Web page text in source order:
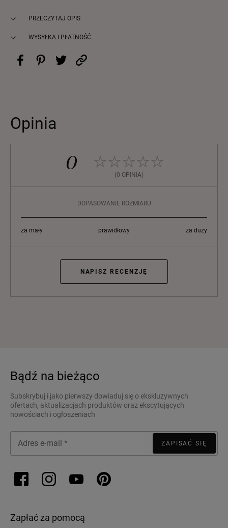
PRZECZYTAJ OPIS
WYSYŁKA I PŁATNOŚĆ
Opinia
0
(0 OPINIA)
DOPASOWANIE ROZMIARU
za mały prawidłowy za duży
NAPISZ RECENZJĘ
Bądź na bieżąco
Subskrybuj i jako pierwszy dowiaduj się o ekskluzywnych
ofertach, aktualizacjach produktów oraz ekscytujących
nowościach i ogłoszeniach
ZAPISAĆ SIĘ
Zapłać za pomocą